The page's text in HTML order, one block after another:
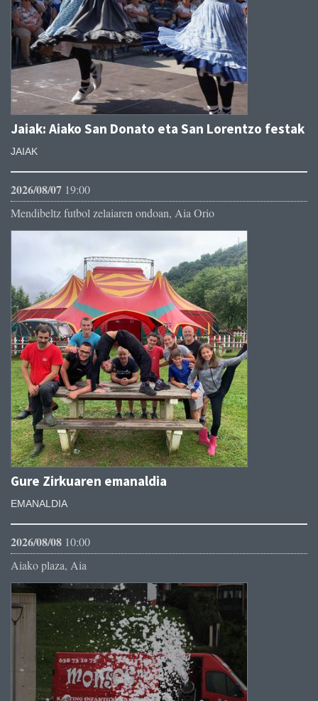
Jaiak: Aiako San Donato eta San Lorentzo festak
JAIAK
2026/08/07 19:00
Mendibeltz futbol zelaiaren ondoan, Aia Orio
Gure Zirkuaren emanaldia
EMANALDIA
2026/08/08 10:00
Aiako plaza, Aia